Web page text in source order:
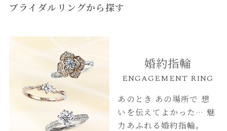
ブライダルリングから探す
婚約指輪
ENGAGEMENT RING
あのとき あの場所で 想
いを伝えてよかった… 魅
力あふれる婚約指輪。